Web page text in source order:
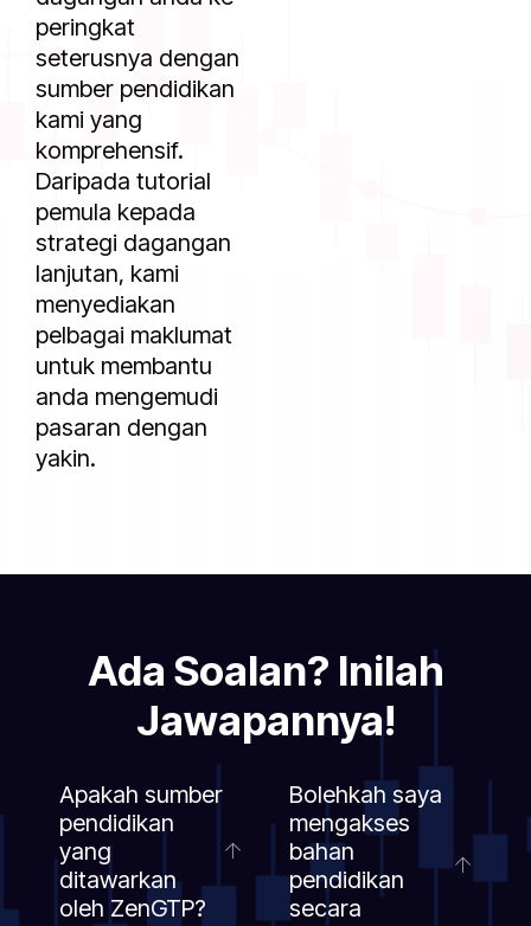
peringkat
seterusnya dengan
sumber pendidikan
kami yang
komprehensif.
Daripada tutorial
pemula kepada
strategi dagangan
lanjutan, kami
menyediakan
pelbagai maklumat
untuk membantu
anda mengemudi
pasaran dengan
yakin.
Ada Soalan? Inilah
Jawapannya!
Apakah sumber
pendidikan
yang
ditawarkan
oleh ZenGTP?
Bolehkah saya
mengakses
bahan
pendidikan
secara